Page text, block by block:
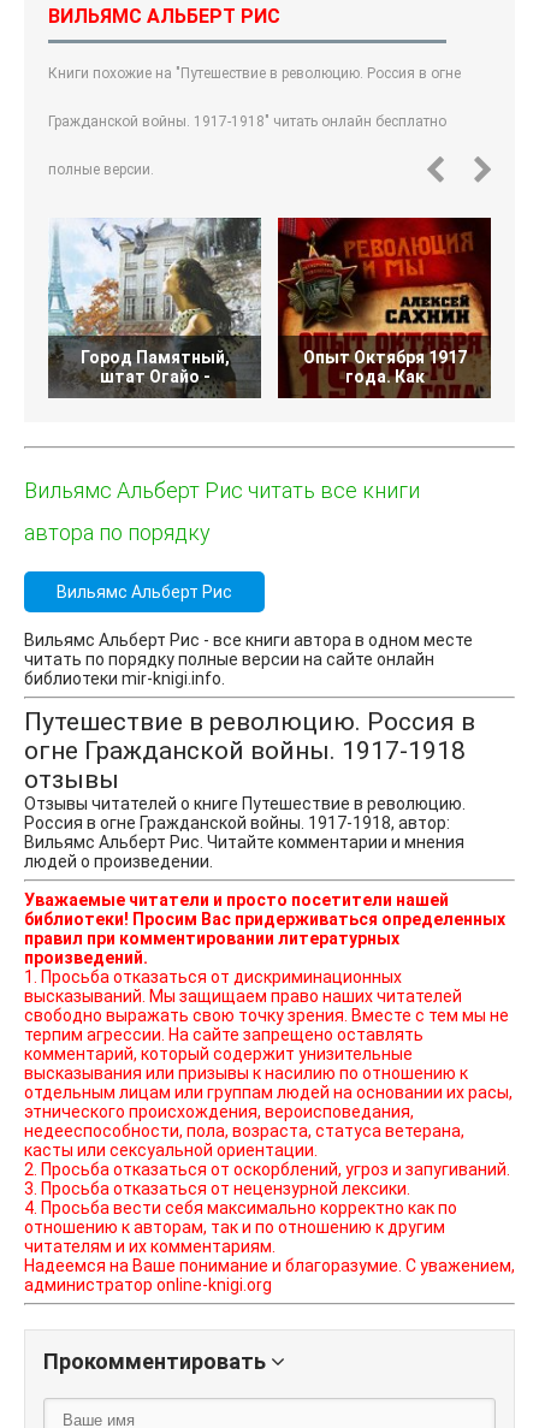
ВИЛЬЯМС АЛЬБЕРТ РИС
Книги похожие на "Путешествие в революцию. Россия в огне
Гражданской войны. 1917-1918" читать онлайн бесплатно
полные версии.
Город Памятный,
штат Огайо -
Опыт Октября 1917
года. Как
Вильямс Альберт Рис читать все книги
автора по порядку
Вильямс Альберт Рис
Вильямс Альберт Рис - все книги автора в одном месте
читать по порядку полные версии на сайте онлайн
библиотеки mir-knigi.info.
Путешествие в революцию. Россия в
огне Гражданской войны. 1917-1918
отзывы
Отзывы читателей о книге Путешествие в революцию.
Россия в огне Гражданской войны. 1917-1918, автор:
Вильямс Альберт Рис. Читайте комментарии и мнения
людей о произведении.
Уважаемые читатели и просто посетители нашей
библиотеки! Просим Вас придерживаться определенных
правил при комментировании литературных
произведений.
1. Просьба отказаться от дискриминационных
высказываний. Мы защищаем право наших читателей
свободно выражать свою точку зрения. Вместе с тем мы не
терпим агрессии. На сайте запрещено оставлять
комментарий, который содержит унизительные
высказывания или призывы к насилию по отношению к
отдельным лицам или группам людей на основании их расы,
этнического происхождения, вероисповедания,
недееспособности, пола, возраста, статуса ветерана,
касты или сексуальной ориентации.
2. Просьба отказаться от оскорблений, угроз и запугиваний.
3. Просьба отказаться от нецензурной лексики.
4. Просьба вести себя максимально корректно как по
отношению к авторам, так и по отношению к другим
читателям и их комментариям.
Надеемся на Ваше понимание и благоразумие. С уважением,
администратор online-knigi.org
Прокомментировать